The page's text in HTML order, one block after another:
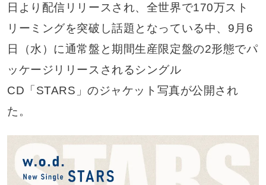
日より配信リリースされ、全世界で170万スト
リーミングを突破し話題となっている中、9月6
日（水）に通常盤と期間生産限定盤の2形態でパ
ッケージリリースされるシングル
CD「STARS」のジャケット写真が公開され
た。